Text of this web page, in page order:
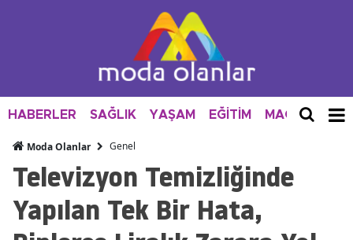
HABERLER SAĞLIK YAŞAM EĞİTİM MAGAZİN
Moda Olanlar Genel
Televizyon Temizliğinde
Yapılan Tek Bir Hata,